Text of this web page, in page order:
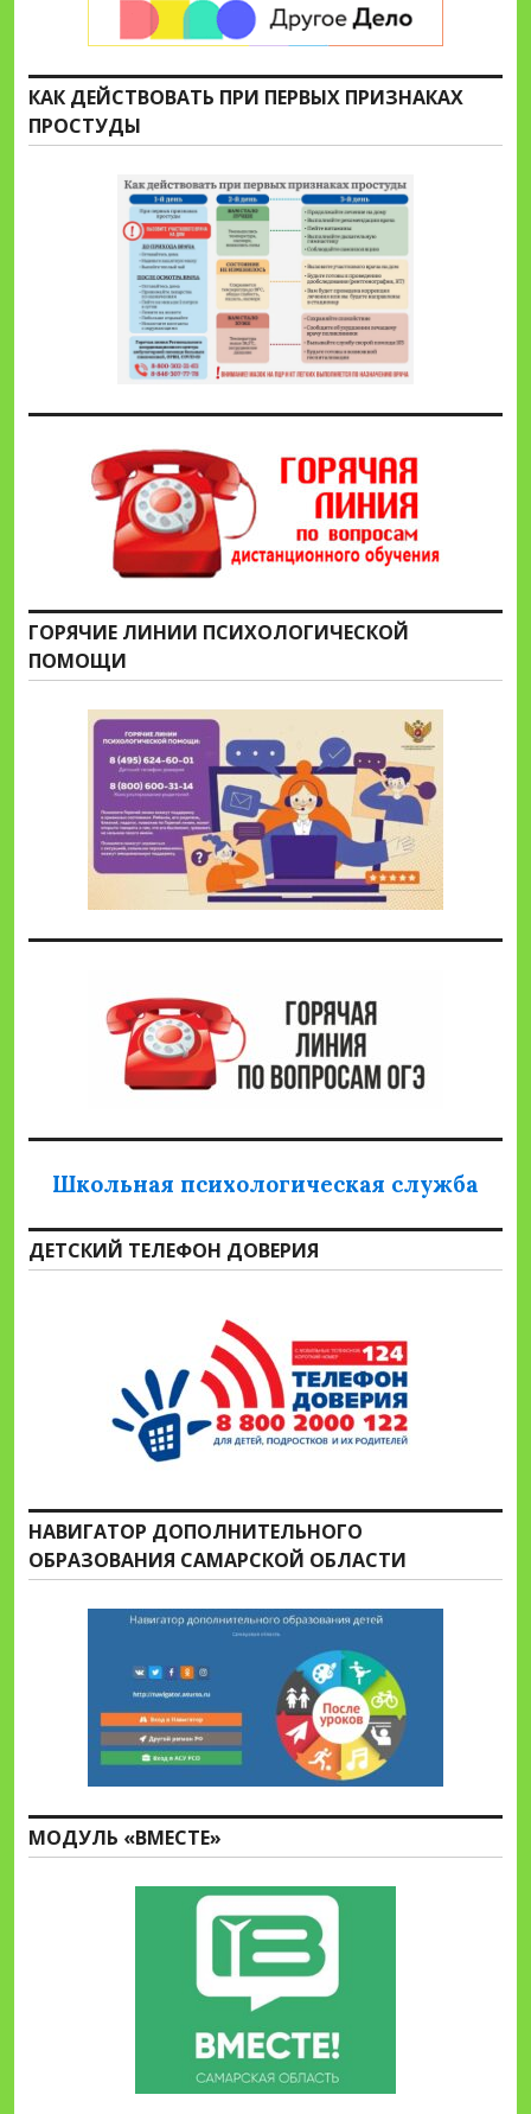
КАК ДЕЙСТВОВАТЬ ПРИ ПЕРВЫХ ПРИЗНАКАХ
ПРОСТУДЫ
ГОРЯЧИЕ ЛИНИИ ПСИХОЛОГИЧЕСКОЙ
ПОМОЩИ
Школьная психологическая служба
ДЕТСКИЙ ТЕЛЕФОН ДОВЕРИЯ
НАВИГАТОР ДОПОЛНИТЕЛЬНОГО
ОБРАЗОВАНИЯ САМАРСКОЙ ОБЛАСТИ
МОДУЛЬ «ВМЕСТЕ»